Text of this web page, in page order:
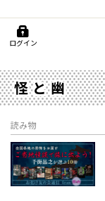
ログイン
怪と幽
読み物